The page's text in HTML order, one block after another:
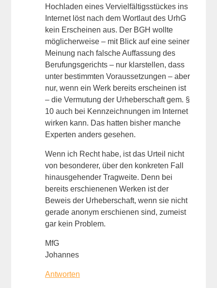
Hochladen eines Vervielfältigsstückes ins
Internet löst nach dem Wortlaut des UrhG
kein Erscheinen aus. Der BGH wollte
möglicherweise – mit Blick auf eine seiner
Meinung nach falsche Auffassung des
Berufungsgerichts – nur klarstellen, dass
unter bestimmten Voraussetzungen – aber
nur, wenn ein Werk bereits erscheinen ist
– die Vermutung der Urheberschaft gem. §
10 auch bei Kennzeichnungen im Internet
wirken kann. Das hatten bisher manche
Experten anders gesehen.
Wenn ich Recht habe, ist das Urteil nicht
von besonderer, über den konkreten Fall
hinausgehender Tragweite. Denn bei
bereits erschienenen Werken ist der
Beweis der Urheberschaft, wenn sie nicht
gerade anonym erschienen sind, zumeist
gar kein Problem.
MfG
Johannes
Antworten